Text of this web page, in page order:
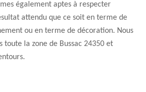
également aptes à respecter
attendu que ce soit en terme de
ou en terme de décoration. Nous
toute la zone de Bussac 24350 et